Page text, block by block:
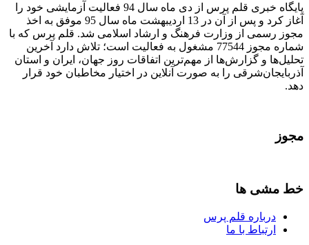
پایگاه خبری قلم پرس از دی ماه سال 94 فعالیت آزمایشی خود را
آغاز کرد و پس از آن در 13 اردیبهشت ماه سال 95 موفق به اخذ
مجوز رسمی از وزارت فرهنگ و ارشاد اسلامی شد. قلم پرس که با
شماره مجوز 77544 مشغول به فعالیت است؛ تلاش دارد آخرین
تحلیل‌ها و گزارش‌ها از مهم‌ترین اتفاقات روز جهان، ایران و استان
آذربایجان‌شرقی را به صورت آنلاین در اختیار مخاطبان خود قرار
دهد.
مجوز
خط مشی ها
درباره قلم پرس
ارتباط با ما